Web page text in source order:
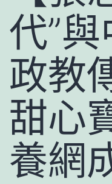
代”
政教
甜心
養網